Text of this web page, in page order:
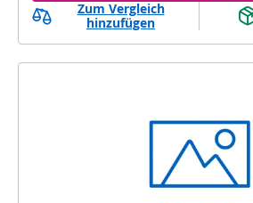
Zum Vergleich
hinzufügen